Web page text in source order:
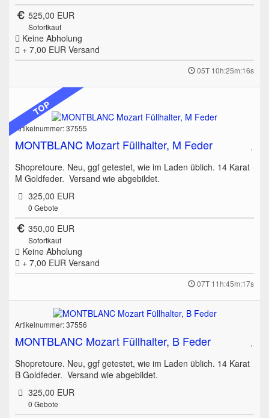
525,00 EUR
Sofortkauf
Keine Abholung
+ 7,00 EUR Versand
05T 10h:25m:16s
TOP
Artikelnummer: 37555
MONTBLANC Mozart Füllhalter, M Feder
Shopretoure. Neu, ggf getestet, wie im Laden üblich. 14 Karat
M Goldfeder. Versand wie abgebildet.
325,00 EUR
0 Gebote
350,00 EUR
Sofortkauf
Keine Abholung
+ 7,00 EUR Versand
07T 11h:45m:17s
Artikelnummer: 37556
MONTBLANC Mozart Füllhalter, B Feder
Shopretoure. Neu, ggf getestet, wie im Laden üblich. 14 Karat
B Goldfeder. Versand wie abgebildet.
325,00 EUR
0 Gebote